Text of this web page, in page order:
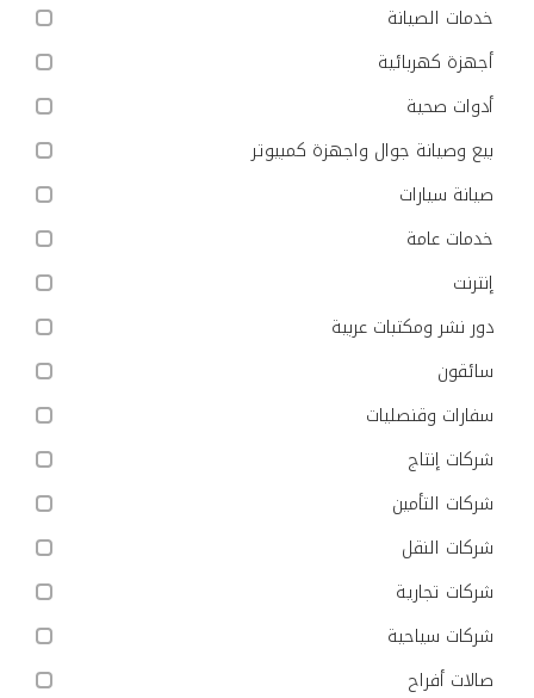
خدمات الصيانة
أجهزة كهربائية
أدوات صحية
بيع وصيانة جوال واجهزة كمبيوتر
صيانة سيارات
خدمات عامة
إنترنت
دور نشر ومكتبات عربية
سائقون
سفارات وقنصليات
شركات إنتاج
شركات التأمين
شركات النقل
شركات تجارية
شركات سياحية
صالات أفراح